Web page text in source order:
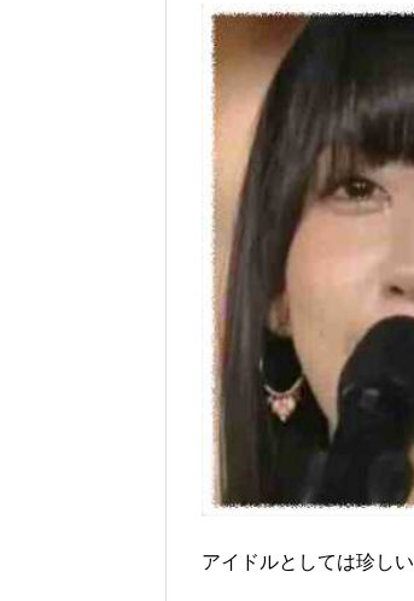
アイドルとしては珍し